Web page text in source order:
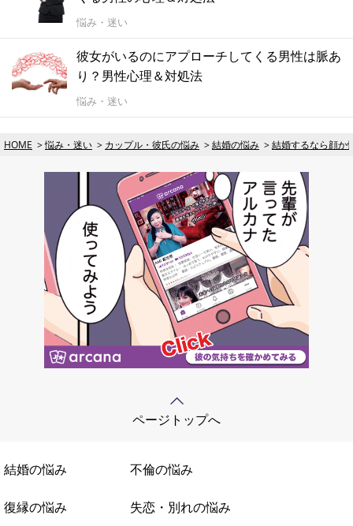
悩み・迷い
彼女がいるのにアプローチしてくる男性は脈あ
り？男性心理＆対処法
悩み・迷い
HOME 悩み・迷い カップル・彼氏の悩み 結婚の悩み 結婚するなら顔か
ページトップへ
結婚の悩み 不倫の悩み
復縁の悩み 失恋・別れの悩み